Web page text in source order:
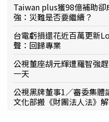
Taiwan plus獲98億補助
強：災難是否要繼續？
台電虧損還花近百萬更新
聲：回歸專業
公視董座胡元輝遭羅智強
一天
公視黑牌董事1／審委集
文化部搬《財團法人法》